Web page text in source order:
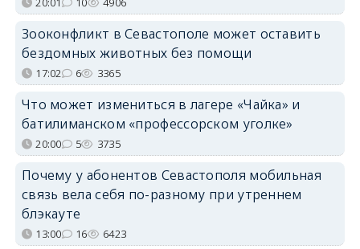
Зооконфликт в Севастополе может оставить
бездомных животных без помощи
17:02 6 3365
Что может измениться в лагере «Чайка» и
батилиманском «профессорском уголке»
20:00 5 3735
Почему у абонентов Севастополя мобильная
связь вела себя по-разному при утреннем
блэкауте
13:00 16 6423